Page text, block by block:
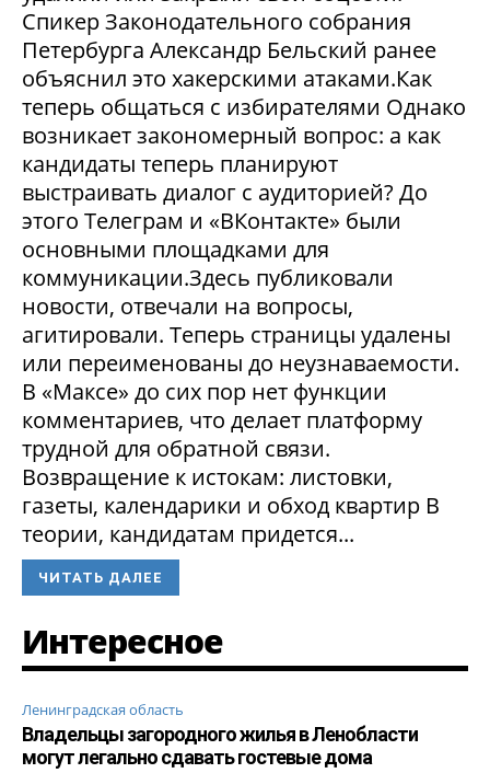
Спикер Законодательного собрания
Петербурга Александр Бельский ранее
объяснил это хакерскими атаками.Как
теперь общаться с избирателями Однако
возникает закономерный вопрос: а как
кандидаты теперь планируют
выстраивать диалог с аудиторией? До
этого Телеграм и «ВКонтакте» были
основными площадками для
коммуникации.Здесь публиковали
новости, отвечали на вопросы,
агитировали. Теперь страницы удалены
или переименованы до неузнаваемости.
В «Максе» до сих пор нет функции
комментариев, что делает платформу
трудной для обратной связи.
Возвращение к истокам: листовки,
газеты, календарики и обход квартир В
теории, кандидатам придется...
ЧИТАТЬ ДАЛЕЕ
Интересное
Ленинградская область
Владельцы загородного жилья в Ленобласти
могут легально сдавать гостевые дома